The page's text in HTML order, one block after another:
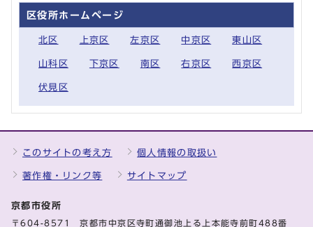
区役所ホームページ
北区 上京区 左京区 中京区 東山区
山科区 下京区 南区 右京区 西京区
伏見区
このサイトの考え方 個人情報の取扱い
著作権・リンク等 サイトマップ
京都市役所
〒604-8571 京都市中京区寺町通御池上る上本能寺前町488番